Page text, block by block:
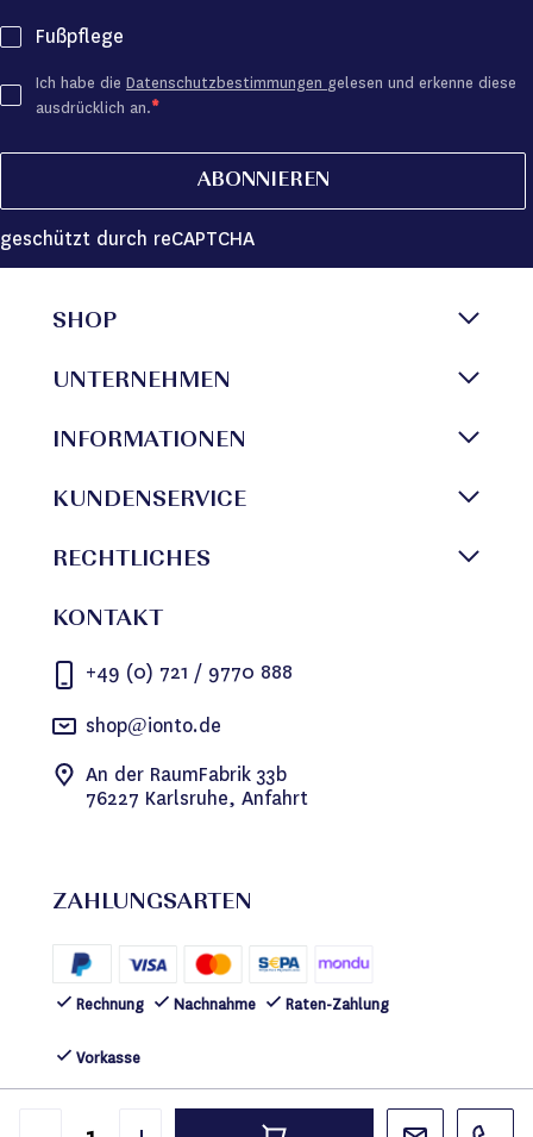
Fußpflege
Ich habe die Datenschutzbestimmungen gelesen und erkenne diese
ausdrücklich an.
ABONNIEREN
geschützt durch reCAPTCHA
SHOP
UNTERNEHMEN
INFORMATIONEN
KUNDENSERVICE
RECHTLICHES
KONTAKT
+49 (0) 721 / 9770 888
shop@ionto.de
An der RaumFabrik 33b
76227 Karlsruhe, Anfahrt
ZAHLUNGSARTEN
Rechnung Nachnahme Raten-Zahlung
Vorkasse
FOLGEN SIE UNS